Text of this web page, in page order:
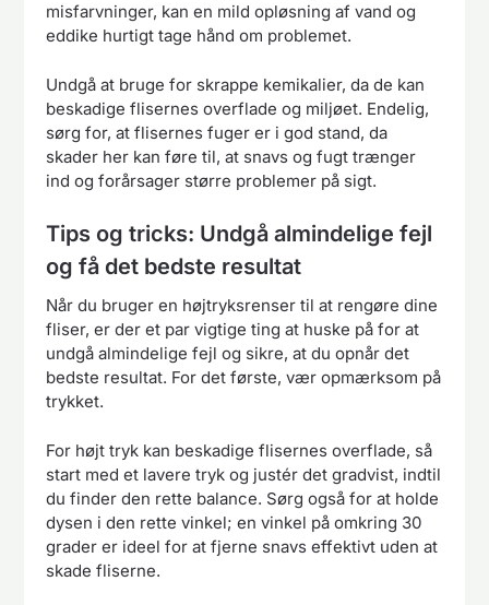
misfarvninger, kan en mild opløsning af vand og
eddike hurtigt tage hånd om problemet.
Undgå at bruge for skrappe kemikalier, da de kan
beskadige flisernes overflade og miljøet. Endelig,
sørg for, at flisernes fuger er i god stand, da
skader her kan føre til, at snavs og fugt trænger
ind og forårsager større problemer på sigt.
Tips og tricks: Undgå almindelige fejl
og få det bedste resultat
Når du bruger en højtryksrenser til at rengøre dine
fliser, er der et par vigtige ting at huske på for at
undgå almindelige fejl og sikre, at du opnår det
bedste resultat. For det første, vær opmærksom på
trykket.
For højt tryk kan beskadige flisernes overflade, så
start med et lavere tryk og justér det gradvist, indtil
du finder den rette balance. Sørg også for at holde
dysen i den rette vinkel; en vinkel på omkring 30
grader er ideel for at fjerne snavs effektivt uden at
skade fliserne.